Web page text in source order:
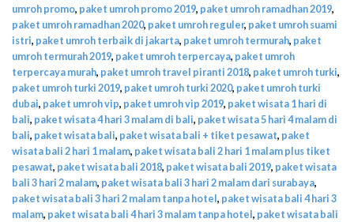
umroh promo, paket umroh promo 2019, paket umroh ramadhan 2019,
paket umroh ramadhan 2020, paket umroh reguler, paket umroh suami
istri, paket umroh terbaik di jakarta, paket umroh termurah, paket
umroh termurah 2019, paket umroh terpercaya, paket umroh
terpercaya murah, paket umroh travel piranti 2018, paket umroh turki,
paket umroh turki 2019, paket umroh turki 2020, paket umroh turki
dubai, paket umroh vip, paket umroh vip 2019, paket wisata 1 hari di
bali, paket wisata 4 hari 3 malam di bali, paket wisata 5 hari 4 malam di
bali, paket wisata bali, paket wisata bali + tiket pesawat, paket
wisata bali 2 hari 1 malam, paket wisata bali 2 hari 1 malam plus tiket
pesawat, paket wisata bali 2018, paket wisata bali 2019, paket wisata
bali 3 hari 2 malam, paket wisata bali 3 hari 2 malam dari surabaya,
paket wisata bali 3 hari 2 malam tanpa hotel, paket wisata bali 4 hari 3
malam, paket wisata bali 4 hari 3 malam tanpa hotel, paket wisata bali